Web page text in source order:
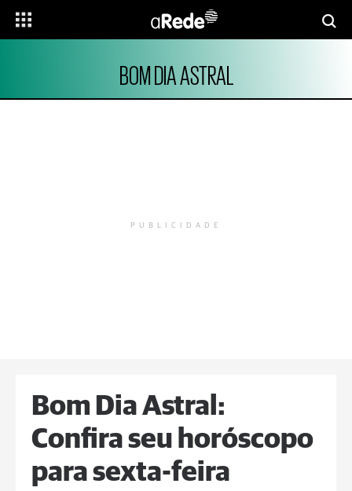
BOM DIA ASTRAL
PUBLICIDADE
Bom Dia Astral:
Confira seu horóscopo
para sexta-feira